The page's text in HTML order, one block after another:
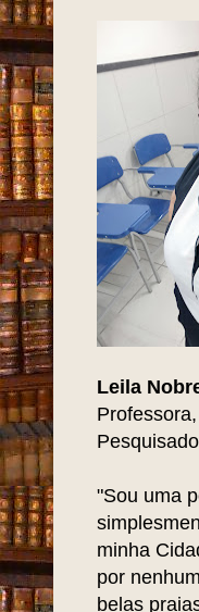
Leila
"Sou uma
minha
por
belas